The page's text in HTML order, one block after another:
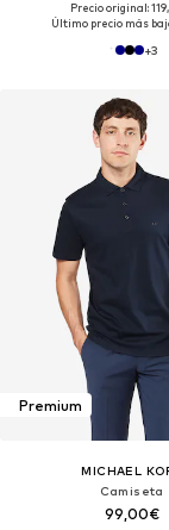
Precio original:
Último precio más
+3
Premium
MICHAEL
Camiseta
99,00€